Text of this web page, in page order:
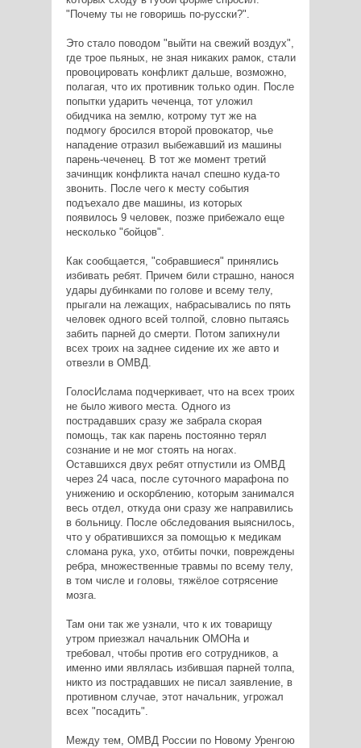
"Почему ты не говоришь по-русски?".
Это стало поводом "выйти на свежий воздух",
где трое пьяных, не зная никаких рамок, стали
провоцировать конфликт дальше, возможно,
полагая, что их противник только один. После
попытки ударить чеченца, тот уложил
обидчика на землю, котрому тут же на
подмогу бросился второй провокатор, чье
нападение отразил выбежавший из машины
парень-чеченец. В тот же момент третий
зачинщик конфликта начал спешно куда-то
звонить. После чего к месту события
подъехало две машины, из которых
появилось 9 человек, позже прибежало еще
несколько "бойцов".
Как сообщается, "собравшиеся" принялись
избивать ребят. Причем били страшно, нанося
удары дубинками по голове и всему телу,
прыгали на лежащих, набрасывались по пять
человек одного всей толпой, словно пытаясь
забить парней до смерти. Потом запихнули
всех троих на заднее сидение их же авто и
отвезли в ОМВД.
ГолосИслама подчеркивает, что на всех троих
не было живого места. Одного из
пострадавших сразу же забрала скорая
помощь, так как парень постоянно терял
сознание и не мог стоять на ногах.
Оставшихся двух ребят отпустили из ОМВД
через 24 часа, после суточного марафона по
унижению и оскорблению, которым занимался
весь отдел, откуда они сразу же направились
в больницу. После обследования выяснилось,
что у обратившихся за помощью к медикам
сломана рука, ухо, отбиты почки, повреждены
ребра, множественные травмы по всему телу,
в том числе и головы, тяжёлое сотрясение
мозга.
Там они так же узнали, что к их товарищу
утром приезжал начальник ОМОНа и
требовал, чтобы против его сотрудников, а
именно ими являлась избившая парней толпа,
никто из пострадавших не писал заявление, в
противном случае, этот начальник, угрожал
всех "посадить".
Между тем, ОМВД России по Новому Уренгою